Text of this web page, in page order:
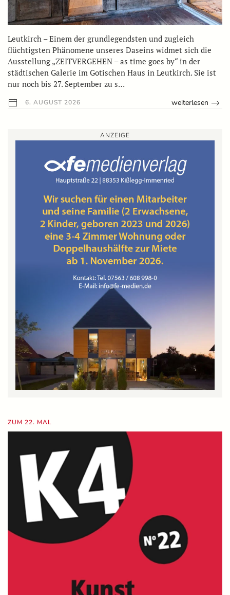
Leutkirch – Einem der grundlegendsten und zugleich
flüchtigsten Phänomene unseres Daseins widmet sich die
Ausstellung „ZEITVERGEHEN – as time goes by“ in der
städtischen Galerie im Gotischen Haus in Leutkirch. Sie ist
nur noch bis 27. September zu s…
6. AUGUST 2026 weiterlesen
ANZEIGE
ZUM 22. MAL